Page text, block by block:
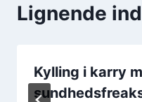
Lignende
Kylling i karry